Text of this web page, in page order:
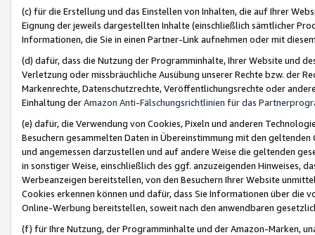
(c) für die Erstellung und das Einstellen von Inhalten, die auf Ihrer
Eignung der jeweils dargestellten Inhalte (einschließlich sämtlicher
Informationen, die Sie in einen Partner-Link aufnehmen oder mit
(d) dafür, dass die Nutzung der Programminhalte, Ihrer Website und
Verletzung oder missbräuchliche Ausübung unserer Rechte bzw. der
Markenrechte, Datenschutzrechte, Veröffentlichungsrechte oder
Einhaltung derAmazon Anti-Fälschungsrichtlinien für das
(e) dafür, die Verwendung von Cookies, Pixeln und anderen
Besuchern gesammelten Daten in Übereinstimmung mit den
und angemessen darzustellen und auf andere Weise die geltenden
in sonstiger Weise, einschließlich des ggf. anzuzeigenden Hinweises,
Werbeanzeigen bereitstellen, von den Besuchern Ihrer Website
Cookies erkennen können und dafür, dass Sie Informationen über die
Online-Werbung bereitstellen, soweit nach den anwendbaren
(f) für Ihre Nutzung, der Programminhalte und der Amazon-Marken,